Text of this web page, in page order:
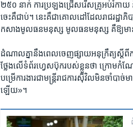
២៥០ ​នាក់​ ការ​ប្រឡង​ជ្រើស​រើស​គ្រូ​អប់រំ​កា
ចេះ​គឺ​ជាប់។ ​នេះ​គឺ​ជា​គោល​ដៅ​ដែល​រាជ​រដ្ឋ
កសាង​មូលធន​មនុស្ស​ មូល​ធន​មនុស្ស​ គឺ​ឱ្យ​មាន​
ដំណាល​គ្នា​នឹង​ពេលចេញ​ផ្សាយ​អនុក្រឹត្យ​ស្តីពីការ​
ថ្លែង​លើ​ទំព័រ​ហ្វេសប៊ុក​របស់​ខ្លួនថា ក្រោម​កំ
បម្រើ​ការ​ងារ​ជា​មន្ត្រី​រាជការ​ស៊ីវិល​មិន​ចាំ​ប
ឡើយ»។​